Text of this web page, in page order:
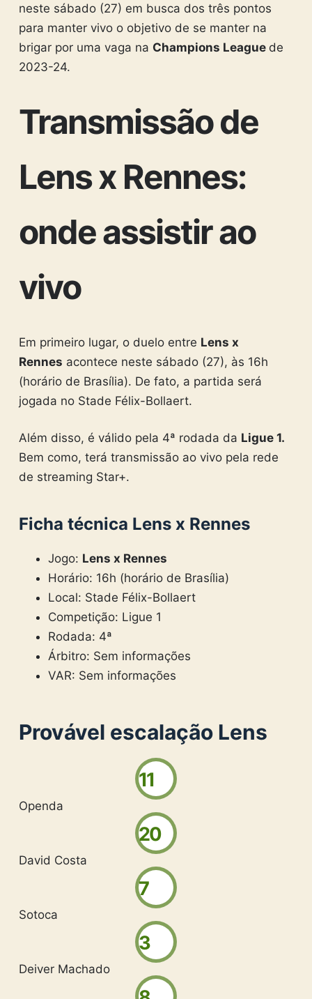
neste sábado (27) em busca dos três pontos
para manter vivo o objetivo de se manter na
brigar por uma vaga na Champions League de
2023-24.
Transmissão de
Lens x Rennes:
onde assistir ao
vivo
Em primeiro lugar, o duelo entre Lens x
Rennes acontece neste sábado (27), às 16h
(horário de Brasília). De fato, a partida será
jogada no Stade Félix-Bollaert.
Além disso, é válido pela 4ª rodada da Ligue 1.
Bem como, terá transmissão ao vivo pela rede
de streaming Star+.
Ficha técnica Lens x Rennes
Jogo: Lens x Rennes
Horário: 16h (horário de Brasília)
Local: Stade Félix-Bollaert
Competição: Ligue 1
Rodada: 4ª
Árbitro: Sem informações
VAR: Sem informações
Provável escalação Lens
11
Openda
20
David Costa
7
Sotoca
3
Deiver Machado